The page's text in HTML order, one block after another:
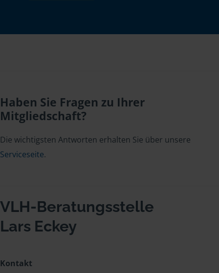
Haben Sie Fragen zu Ihrer
Mitgliedschaft?
Die wichtigsten Antworten erhalten Sie über unsere
Serviceseite.
VLH-Beratungsstelle
Lars Eckey
Kontakt